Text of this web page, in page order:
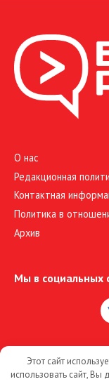
О нас
Редакционная
Контактная
Политика в
Архив
Мы в социальных
© 2026 Большое
Этот сайт
использовать сайт, Вы